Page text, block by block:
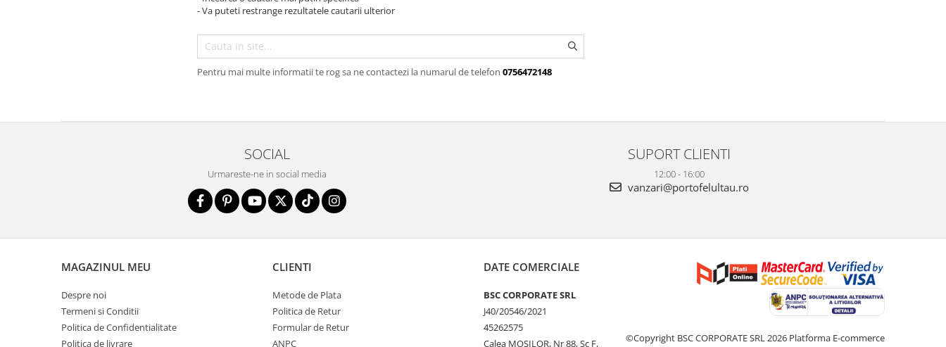
- Va puteti restrange rezultatele cautarii ulterior
Pentru mai multe informatii te rog sa ne contactezi la numarul de telefon 0756472148
SOCIAL
Urmareste-ne in social media
SUPORT CLIENTI
12:00 - 16:00
vanzari@portofelultau.ro
MAGAZINUL MEU
Despre noi
Termeni si Conditii
Politica de Confidentialitate
Politica de livrare
CLIENTI
Metode de Plata
Politica de Retur
Formular de Retur
ANPC
DATE COMERCIALE
BSC CORPORATE SRL
J40/20546/2021
45262575
Calea MOSILOR, Nr 88, Sc F,
©Copyright BSC CORPORATE SRL 2026 Platforma E-commerce